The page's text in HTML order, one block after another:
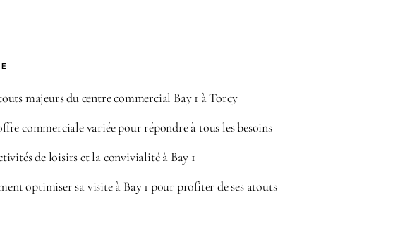
majeurs du centre commercial Bay 1 à Torcy
commerciale variée pour répondre à tous les besoins
de loisirs et la convivialité à Bay 1
optimiser sa visite à Bay 1 pour profiter de ses atouts